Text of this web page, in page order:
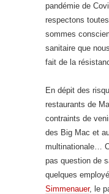
pandémie de
respectons
sommes
sanitaire que
fait de la
En dépit des
restaurants de
contraints de
des Big Mac et
multinationale…
pas question de
quelques
Simmenauer, le